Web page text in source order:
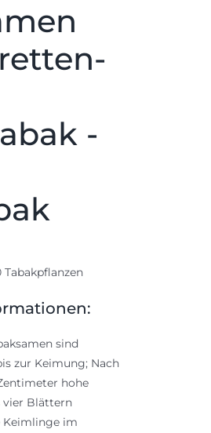
-
Tabakpflanzen
sind
zur Keimung; Nach
hohe
vier Blättern
Keimlinge im